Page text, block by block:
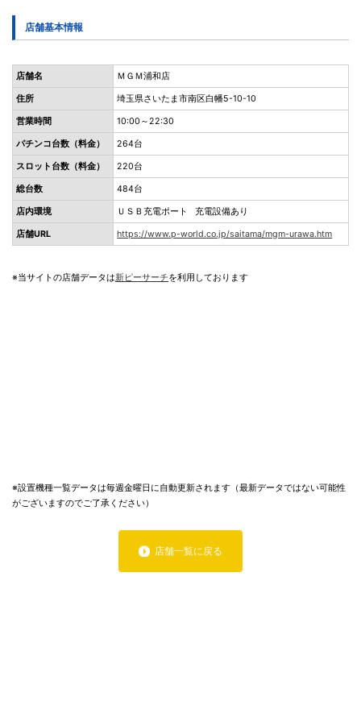
店舗基本情報
店舗名 ＭＧＭ浦和店
住所 埼玉県さいたま市南区白幡5-10-10
営業時間 10:00～22:30
パチンコ台数（料金） 264台
スロット台数（料金） 220台
総台数 484台
店内環境 ＵＳＢ充電ポート 充電設備あり
店舗URL https://www.p-world.co.jp/saitama/mgm-urawa.htm
※当サイトの店舗データは新ピーサーチを利用しております
※設置機種一覧データは毎週金曜日に自動更新されます（最新データではない可能性
がございますのでご了承ください）
店舗一覧に戻る